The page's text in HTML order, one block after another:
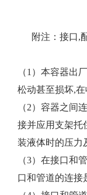
附注：接口,
（1）本容器出
松动甚至损坏,在
（2）容器之间
接并应用支架托
装液体时的压力
（3）在接口和
口和管道的连接